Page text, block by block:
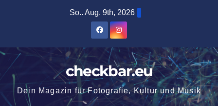
So.. Aug. 9th, 2026
checkbar.eu
Dein Magazin für Fotografie, Kultur und Musik